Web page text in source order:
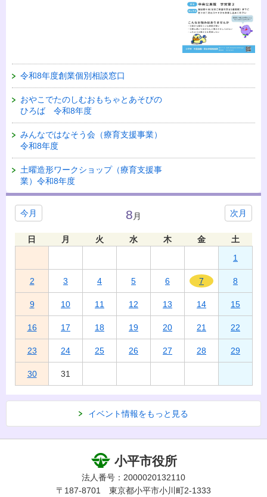
令和8年度創業個別相談窓口
おやこでたのしむおもちゃとあそびの
ひろば 令和8年度
みんなではなそう会（療育支援事業）
令和8年度
土曜造形ワークショップ（療育支援事
業）令和8年度
今月 次月
8 月
日 月 火 水 木 金
土
1
2 3 4 5 6 7 8
9 10 11 12 13 14 15
16 17 18 19 20 21 22
23 24 25 26 27 28 29
30 31
イベント情報をもっと見る
小平市役所
法人番号：2000020132110
〒187-8701 東京都小平市小川町2-1333